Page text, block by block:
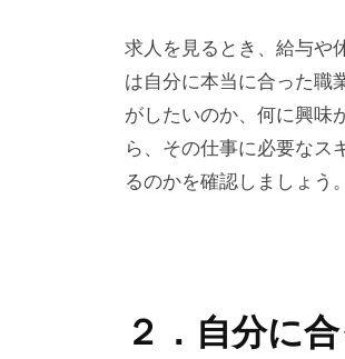
求人を見るとき、給与や
は自分に本当に合った職
がしたいのか、何に興味
ら、その仕事に必要なス
るのかを確認しましょう。
２．自分に